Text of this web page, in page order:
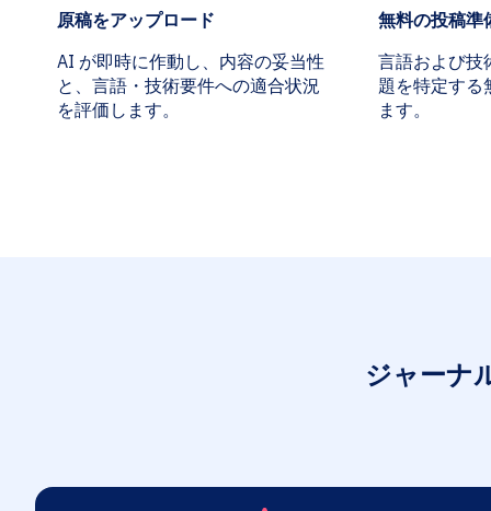
原稿をアップロード
AI が即時に作動し、内容の妥当性
と、言語・技術要件への適合状況
を評価します。
無料の投稿準
言語および技
題を特定する
ます。
ジャーナ